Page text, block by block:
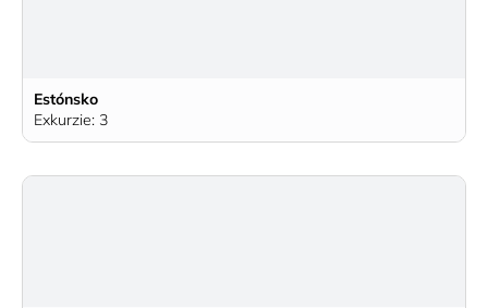
Estónsko
Exkurzie: 3